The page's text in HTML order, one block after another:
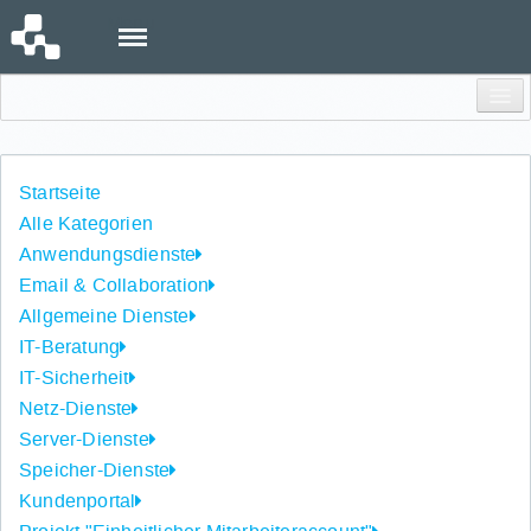
Startseite
Alle Kategorien
Anwendungsdienste
Email & Collaboration
Allgemeine Dienste
IT-Beratung
IT-Sicherheit
Netz-Dienste
Server-Dienste
Speicher-Dienste
Kundenportal